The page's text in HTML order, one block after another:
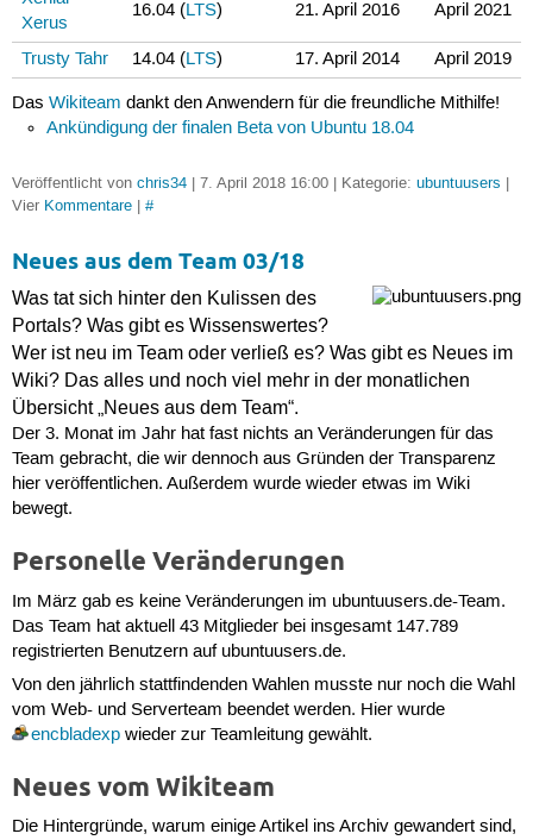
Xerus
16.04 (LTS) 21. April 2016 April 2021
Trusty Tahr 14.04 (LTS) 17. April 2014 April 2019
Das Wikiteam dankt den Anwendern für die freundliche Mithilfe!
Ankündigung der finalen Beta von Ubuntu 18.04
Veröffentlicht von chris34| 7. April 2018 16:00 | Kategorie: ubuntuusers |
Vier Kommentare| #
Neues aus dem Team 03/18
Was tat sich hinter den Kulissen des
Portals? Was gibt es Wissenswertes?
Wer ist neu im Team oder verließ es? Was gibt es Neues im
Wiki? Das alles und noch viel mehr in der monatlichen
Übersicht „Neues aus dem Team“.
Der 3. Monat im Jahr hat fast nichts an Veränderungen für das
Team gebracht, die wir dennoch aus Gründen der Transparenz
hier veröffentlichen. Außerdem wurde wieder etwas im Wiki
bewegt.
Personelle Veränderungen
Im März gab es keine Veränderungen im ubuntuusers.de-Team.
Das Team hat aktuell 43 Mitglieder bei insgesamt 147.789
registrierten Benutzern auf ubuntuusers.de.
Von den jährlich stattfindenden Wahlen musste nur noch die Wahl
vom Web- und Serverteam beendet werden. Hier wurde
encbladexpwieder zur Teamleitung gewählt.
Neues vom Wikiteam
Die Hintergründe, warum einige Artikel ins Archiv gewandert sind,